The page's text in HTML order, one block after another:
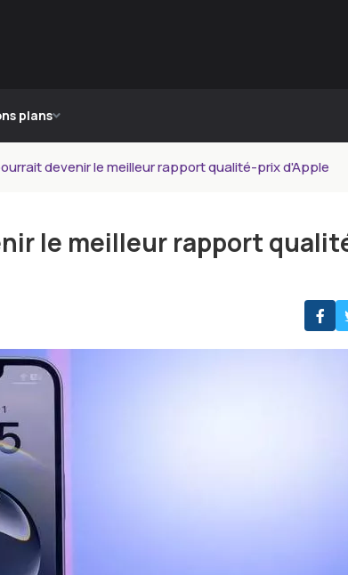
plans
devenir le meilleur rapport qualité-prix d'Apple
le meilleur rapport